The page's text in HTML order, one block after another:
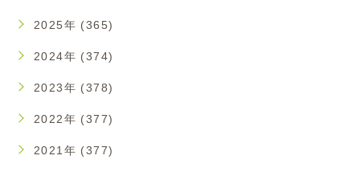
2025年 (365)
2024年 (374)
2023年 (378)
2022年 (377)
2021年 (377)